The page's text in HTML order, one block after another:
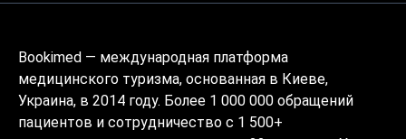
Bookimed — международная платформа
медицинского туризма, основанная в Киеве,
Украина, в 2014 году. Более 1 000 000 обращений
пациентов и сотрудничество с 1 500+